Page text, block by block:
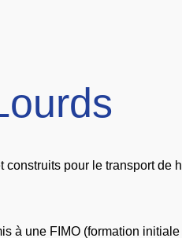
pour le transport de
à une FIMO (formation